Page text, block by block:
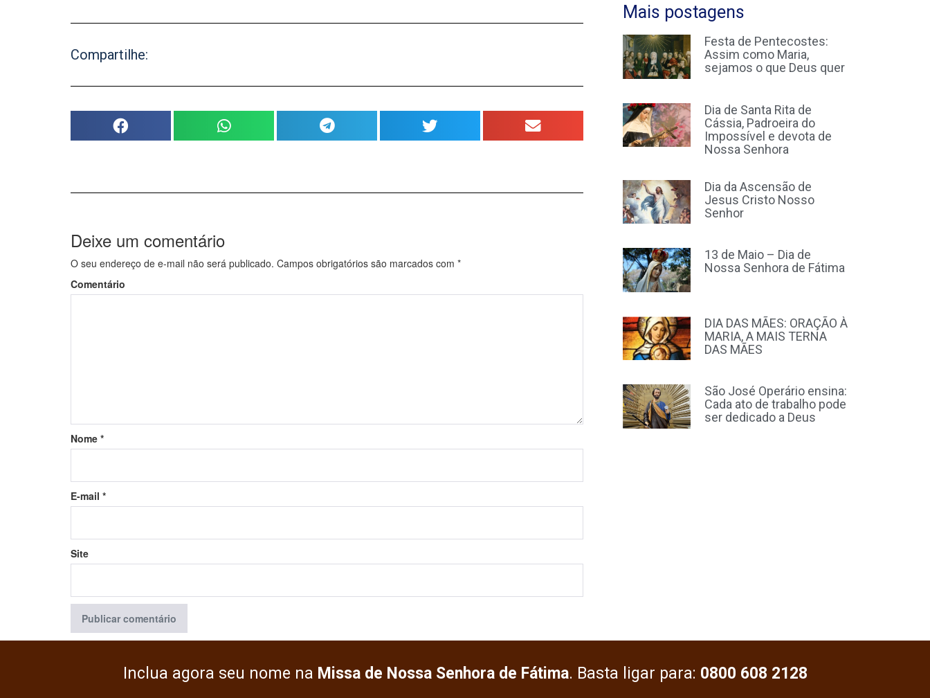
Compartilhe:
Deixe um comentário
O seu endereço de e-mail não será publicado. Campos obrigatórios são marcados com *
Comentário
Nome *
E-mail *
Site
Mais postagens
Festa de Pentecostes:
Assim como Maria,
sejamos o que Deus quer
Dia de Santa Rita de
Cássia, Padroeira do
Impossível e devota de
Nossa Senhora
Dia da Ascensão de
Jesus Cristo Nosso
Senhor
13 de Maio – Dia de
Nossa Senhora de Fátima
DIA DAS MÃES: ORAÇÃO À
MARIA, A MAIS TERNA
DAS MÃES
São José Operário ensina:
Cada ato de trabalho pode
ser dedicado a Deus
Inclua agora seu nome na Missa de Nossa Senhora de Fátima. Basta ligar para: 0800 608 2128